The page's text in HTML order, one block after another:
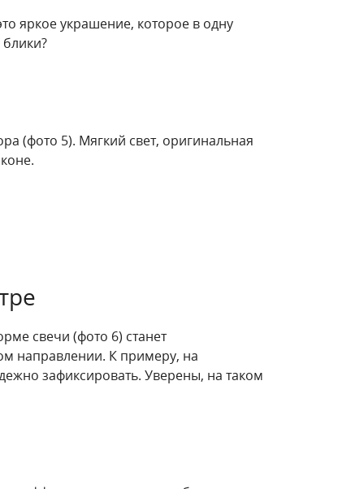
яркое украшение, которое в одну
(фото 5). Мягкий свет, оригинальная
свечи (фото 6) станет
направлении. К примеру, на
зафиксировать. Уверены, на таком